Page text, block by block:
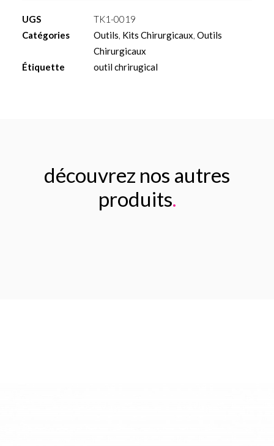
UGS
TK1-0019
Catégories
Outils, Kits Chirurgicaux, Outils
Chirurgicaux
Étiquette
outil chrirugical
découvrez nos autres
produits.